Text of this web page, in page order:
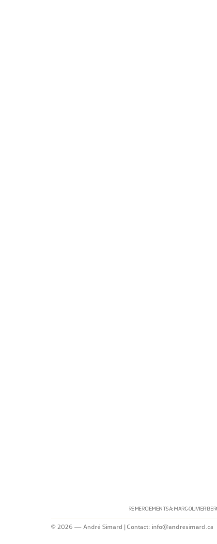
REMERCIEMENTS À: MARC-OLIVIER
© 2026 — André Simard | Contact: info@andresimard.ca